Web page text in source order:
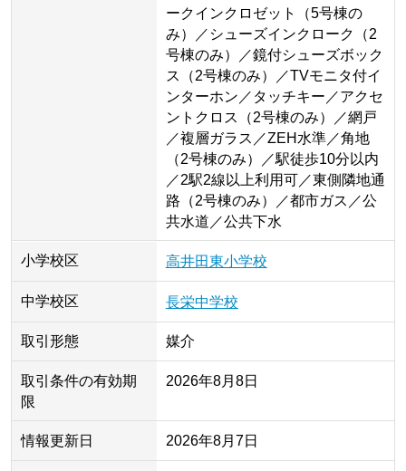
ークインクロゼット（5号棟の
み）／シューズインクローク（2
号棟のみ）／鏡付シューズボック
ス（2号棟のみ）／TVモニタ付イ
ンターホン／タッチキー／アクセ
ントクロス（2号棟のみ）／網戸
／複層ガラス／ZEH水準／角地
（2号棟のみ）／駅徒歩10分以内
／2駅2線以上利用可／東側隣地通
路（2号棟のみ）／都市ガス／公
共水道／公共下水
小学校区 高井田東小学校
中学校区 長栄中学校
取引形態 媒介
取引条件の有効期
限
2026年8月8日
情報更新日 2026年8月7日